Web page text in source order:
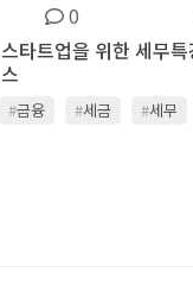
0
스타트업을 위한 세무
스
#금융 #세금 #세무